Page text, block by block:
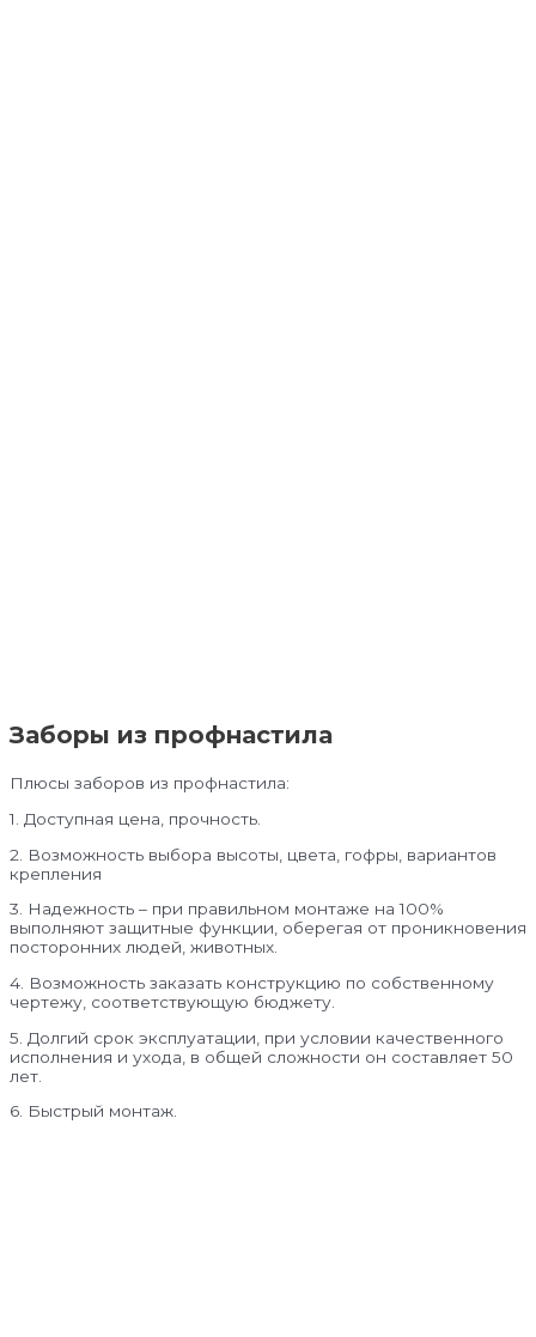
Заборы из профнастила
Плюсы заборов из профнастила:
1. Доступная цена, прочность.
2. Возможность выбора высоты, цвета, гофры, вариантов
крепления
3. Надежность – при правильном монтаже на 100%
выполняют защитные функции, оберегая от проникновения
посторонних людей, животных.
4. Возможность заказать конструкцию по собственному
чертежу, соответствующую бюджету.
5. Долгий срок эксплуатации, при условии качественного
исполнения и ухода, в общей сложности он составляет 50
лет.
6. Быстрый монтаж.